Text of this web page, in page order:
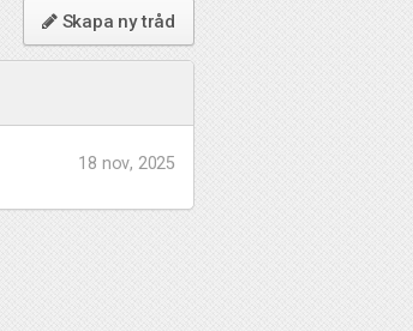
Skapa ny tråd
18 nov, 2025